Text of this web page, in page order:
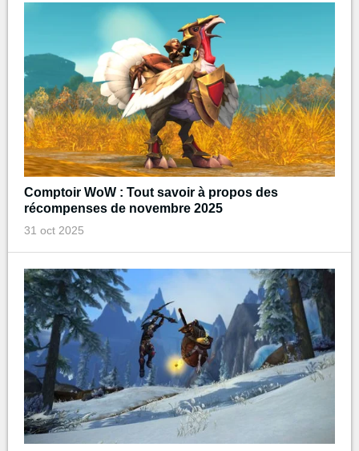
Comptoir WoW : Tout savoir à propos des
récompenses de novembre 2025
31 oct 2025